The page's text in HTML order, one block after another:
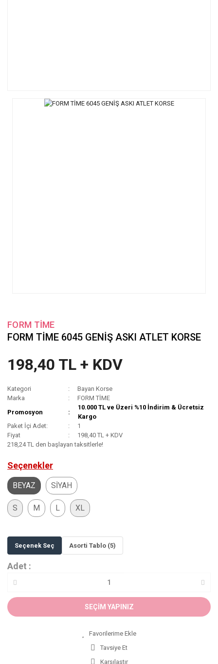
FORM TİME
FORM TİME 6045 GENİŞ ASKI ATLET KORSE
198,40 TL + KDV
Kategori
Bayan Korse
Marka
FORM TİME
Promosyon
10.000 TL ve Üzeri %10 İndirim & Ücretsiz
Kargo
Paket İçi Adet:
1
Fiyat
198,40 TL + KDV
218,24 TL den başlayan taksitlerle!
Seçenekler
BEYAZ SİYAH
S M L XL
Seçenek Seç Asorti Tablo (5)
Adet :
SEÇİM YAPINIZ
Tavsiye Et
Karşılaştır